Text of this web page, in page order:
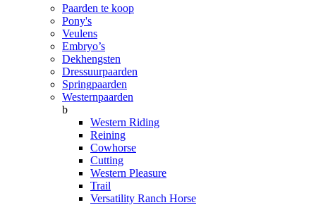
Paarden te koop
Pony's
Veulens
Embryo’s
Dekhengsten
Dressuurpaarden
Springpaarden
Westernpaarden
b
Western Riding
Reining
Cowhorse
Cutting
Western Pleasure
Trail
Versatility Ranch Horse